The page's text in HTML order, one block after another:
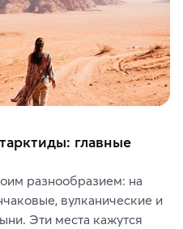
главные
разнообразием: на
вулканические и
Эти места кажутся